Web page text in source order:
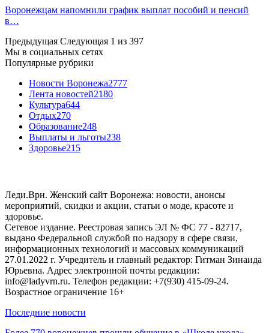
Воронежцам напомнили график выплат пособий и пенсий
в…
Предыдущая Следующая 1 из 397
Мы в социальных сетях
Популярные рубрики
Новости Воронежа2777
Лента новостей2180
Культура644
Отдых270
Образование248
Выплаты и льготы238
Здоровье215
Леди.Врн. Женский сайт Воронежа: новости, анонсы
мероприятий, скидки и акции, статьи о моде, красоте и
здоровье.
Сетевое издание. Реестровая запись ЭЛ № ФС 77 - 82717,
выдано Федеральной службой по надзору в сфере связи,
информационных технологий и массовых коммуникаций
27.01.2022 г. Учредитель и главный редактор: Гитман Зинаида
Юрьевна. Адрес электронной почты редакции:
info@ladyvrn.ru. Телефон редакции: +7(930) 415-09-24.
Возрастное ограничение 16+
Последние новости